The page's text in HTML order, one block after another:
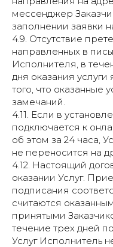
мессенджер
заполнении заявки
4.9. Отсутствие
направленных в
Исполнителя, в
дня оказания
того, что оказанные
замечаний.
4.11. Если в
подключается к
об этом за 24 часа,
не переносится на
4.12. Настоящий
оказании Услуг.
подписания
считаются
принятыми
течение трех дней
Услуг Исполнитель